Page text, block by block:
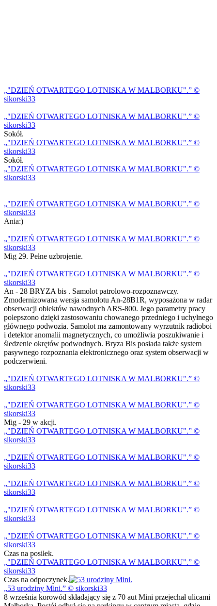
"DZIEŃ OTWARTEGO LOTNISKA W MALBORKU".
©
sikorski33
"DZIEŃ OTWARTEGO LOTNISKA W MALBORKU".
©
sikorski33
Sokół.
"DZIEŃ OTWARTEGO LOTNISKA W MALBORKU".
©
sikorski33
Sokół.
"DZIEŃ OTWARTEGO LOTNISKA W MALBORKU".
©
sikorski33
"DZIEŃ OTWARTEGO LOTNISKA W MALBORKU".
©
sikorski33
Ania:)
"DZIEŃ OTWARTEGO LOTNISKA W MALBORKU".
©
sikorski33
Mig 29. Pełne uzbrojenie.
"DZIEŃ OTWARTEGO LOTNISKA W MALBORKU".
©
sikorski33
An - 28 BRYZA bis . Samolot patrolowo-rozpoznawczy.
Zmodernizowana wersja samolotu An-28B1R, wyposażona w radar
obserwacji obiektów nawodnych ARS-800. Jego parametry pracy
polepszono dzięki zastosowaniu chowanego przedniego i uchylnego
głównego podwozia. Samolot ma zamontowany wyrzutnik radioboi
i detektor anomalii magnetycznych, co umożliwia poszukiwanie i
śledzenie okrętów podwodnych. Bryza Bis posiada także system
pasywnego rozpoznania elektronicznego oraz system obserwacji w
podczerwieni.
"DZIEŃ OTWARTEGO LOTNISKA W MALBORKU".
©
sikorski33
"DZIEŃ OTWARTEGO LOTNISKA W MALBORKU".
©
sikorski33
Mig - 29 w akcji.
"DZIEŃ OTWARTEGO LOTNISKA W MALBORKU".
©
sikorski33
"DZIEŃ OTWARTEGO LOTNISKA W MALBORKU".
©
sikorski33
"DZIEŃ OTWARTEGO LOTNISKA W MALBORKU".
©
sikorski33
"DZIEŃ OTWARTEGO LOTNISKA W MALBORKU".
©
sikorski33
"DZIEŃ OTWARTEGO LOTNISKA W MALBORKU".
©
sikorski33
Czas na posiłek.
"DZIEŃ OTWARTEGO LOTNISKA W MALBORKU".
©
sikorski33
Czas na odpoczynek.
53 urodziny Mini.
© sikorski33
8 września korowód składający się z 70 aut Mini przejechał ulicami